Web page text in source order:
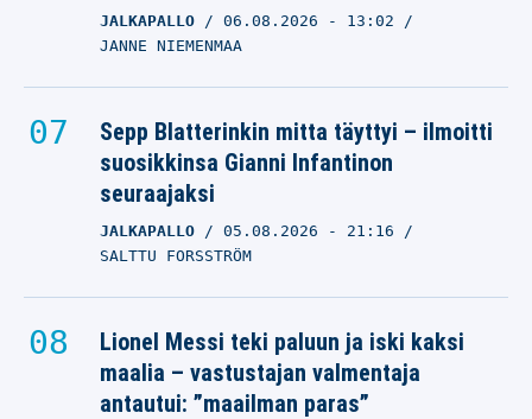
JALKAPALLO 06.08.2026 - 13:02
JANNE NIEMENMAA
Sepp Blatterinkin mitta täyttyi – ilmoitti
suosikkinsa Gianni Infantinon
seuraajaksi
JALKAPALLO 05.08.2026 - 21:16
SALTTU FORSSTRÖM
Lionel Messi teki paluun ja iski kaksi
maalia – vastustajan valmentaja
antautui: ”maailman paras”